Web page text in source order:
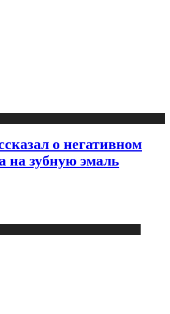
о негативном
на зубную эмаль